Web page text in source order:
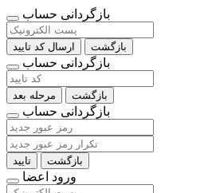
بازگردانی حساب
ارسال کد تایید بازگشت
بازگردانی حساب
مرحله بعد بازگشت
بازگردانی حساب
تایید بازگشت
ورود اعضا